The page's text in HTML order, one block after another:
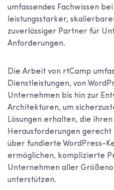
umfassendes Fachwissen
leistungsstarker,
zuverlässiger Partner für
Anforderungen.
Die Arbeit von rtCamp
Dienstleistungen, von
Unternehmen bis hin zur
Architekturen, um
Lösungen erhalten, die
Herausforderungen
über fundierte WordPress-
ermöglichen, komplizierte
Unternehmen aller
unterstützen.